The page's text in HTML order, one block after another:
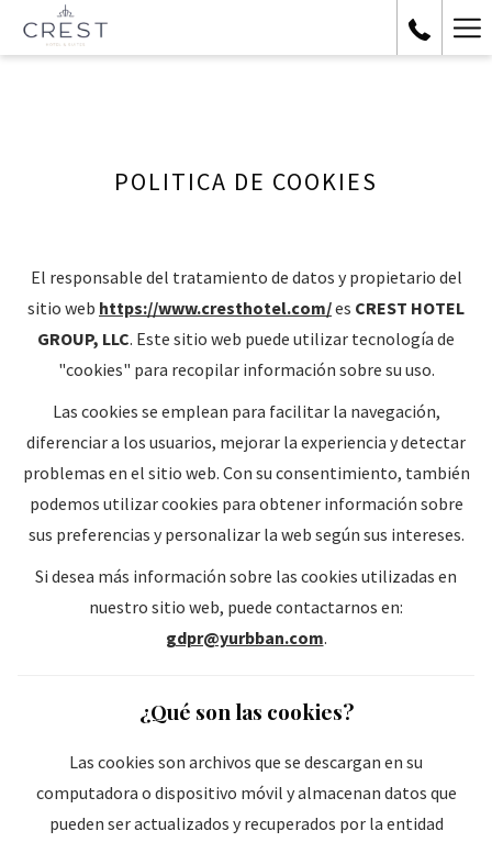
POLITICA DE COOKIES
El responsable del tratamiento de datos y propietario del
sitio web https://www.cresthotel.com/es CREST HOTEL
GROUP, LLC. Este sitio web puede utilizar tecnología de
"cookies" para recopilar información sobre su uso.
Las cookies se emplean para facilitar la navegación,
diferenciar a los usuarios, mejorar la experiencia y detectar
problemas en el sitio web. Con su consentimiento, también
podemos utilizar cookies para obtener información sobre
sus preferencias y personalizar la web según sus intereses.
Si desea más información sobre las cookies utilizadas en
nuestro sitio web, puede contactarnos en:
gdpr@yurbban.com.
¿Qué son las cookies?
Las cookies son archivos que se descargan en su
computadora o dispositivo móvil y almacenan datos que
pueden ser actualizados y recuperados por la entidad